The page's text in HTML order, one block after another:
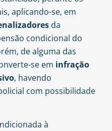
aplicando-se, em
da
condicional do
de alguma das
se em infração
, havendo
com possibilidade
à